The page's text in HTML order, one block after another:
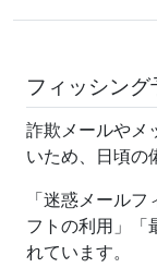
フィッシン
詐欺メールやメ
いため、日頃の
「迷惑メール
フトの利用」「
れています。